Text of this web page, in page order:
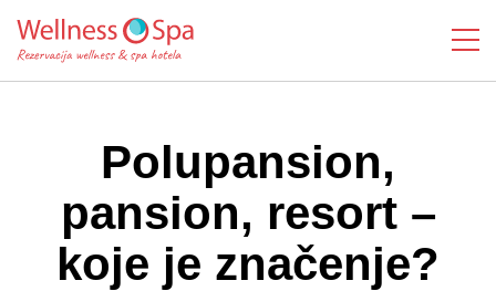
Polupansion,
pansion, resort –
koje je značenje?